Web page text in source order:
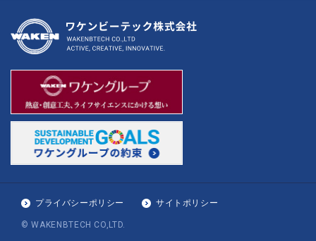
プライバシーポリシー サイトポリシー
© WAKENBTECH CO,LTD.